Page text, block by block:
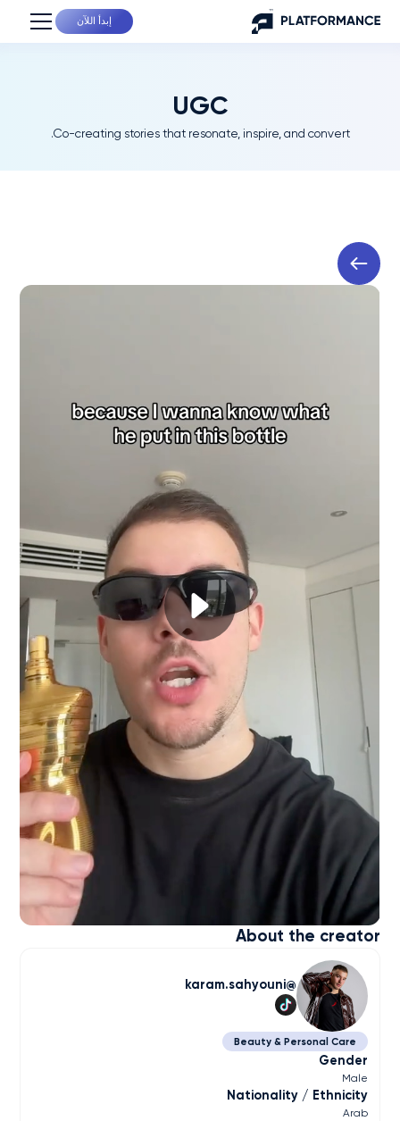
إبدأ اللآن
UGC
Co-creating stories that resonate, inspire, and convert.
About the creator
karam.sahyouni
Beauty & Personal Care
Gender
Male
Nationality / Ethnicity
Arab